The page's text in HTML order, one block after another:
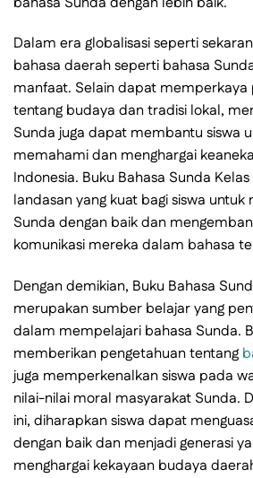
Dalam era globalisasi seperti
bahasa daerah seperti bahasa
manfaat. Selain dapat memperkaya
tentang budaya dan tradisi lokal,
Sunda juga dapat membantu siswa
memahami dan menghargai
Indonesia. Buku Bahasa Sunda
landasan yang kuat bagi siswa
Sunda dengan baik dan
komunikasi mereka dalam bahasa
Dengan demikian, Buku Bahasa
merupakan sumber belajar yang
dalam mempelajari bahasa Sunda.
memberikan pengetahuan tentang
juga memperkenalkan siswa pada
nilai-nilai moral masyarakat Sunda.
ini, diharapkan siswa dapat
dengan baik dan menjadi generasi
menghargai kekayaan budaya